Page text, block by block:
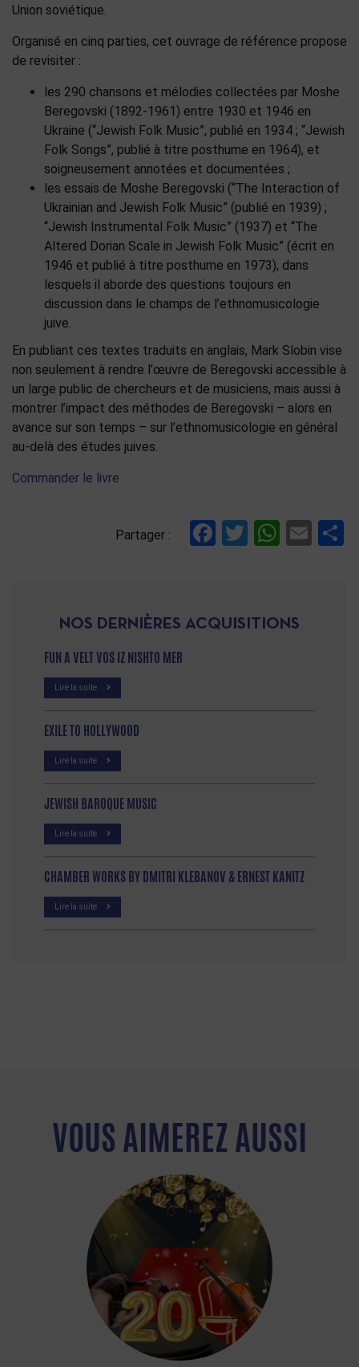
Union soviétique.
Organisé en cinq parties, cet ouvrage de référence propose
de revisiter :
les 290 chansons et mélodies collectées par Moshe
Beregovski (1892-1961) entre 1930 et 1946 en
Ukraine (“Jewish Folk Music”, publié en 1934 ; “Jewish
Folk Songs”, publié à titre posthume en 1964), et
soigneusement annotées et documentées ;
les essais de Moshe Beregovski (“The Interaction of
Ukrainian and Jewish Folk Music” (publié en 1939) ;
“Jewish Instrumental Folk Music” (1937) et “The
Altered Dorian Scale in Jewish Folk Music” (écrit en
1946 et publié à titre posthume en 1973), dans
lesquels il aborde des questions toujours en
discussion dans le champs de l’ethnomusicologie
juive.
En publiant ces textes traduits en anglais, Mark Slobin vise
non seulement à rendre l’œuvre de Beregovski accessible à
un large public de chercheurs et de musiciens, mais aussi à
montrer l’impact des méthodes de Beregovski – alors en
avance sur son temps – sur l’ethnomusicologie en général
au-delà des études juives.
Commander le livre
Partager : Facebook
Twitter
NOS DERNIÈRES ACQUISITIONS
FUN A VELT VOS IZ NISHTO MER
Lire la suite
EXILE TO HOLLYWOOD
Lire la suite
JEWISH BAROQUE MUSIC
Lire la suite
CHAMBER WORKS BY DMITRI KLEBANOV & ERNEST KANITZ
Lire la suite
VOUS AIMEREZ AUSSI